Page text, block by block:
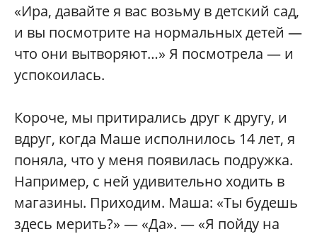
«Ира, давайте я вас возьму в детский сад,
и вы посмотрите на нормальных детей —
что они вытворяют…» Я посмотрела — и
успокоилась.
Короче, мы притирались друг к другу, и
вдруг, когда Маше исполнилось 14 лет, я
поняла, что у меня появилась подружка.
Например, с ней удивительно ходить в
магазины. Приходим. Маша: «Ты будешь
здесь мерить?» — «Да». — «Я пойду на